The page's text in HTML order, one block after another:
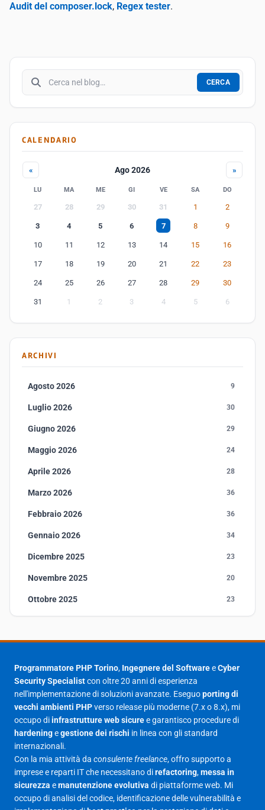
Audit del composer.lock, Regex tester.
Cerca nel blog
CERCA
CALENDARIO
« Ago 2026 »
LU MA ME GI VE SA DO
27 28 29 30 31 1 2
3 4 5 6 7 8 9
10 11 12 13 14 15 16
17 18 19 20 21 22 23
24 25 26 27 28 29 30
31 1 2 3 4 5 6
ARCHIVI
Agosto 2026 9
Luglio 2026 30
Giugno 2026 29
Maggio 2026 24
Aprile 2026 28
Marzo 2026 36
Febbraio 2026 36
Gennaio 2026 34
Dicembre 2025 23
Novembre 2025 20
Ottobre 2025 23
Agosto 2025 1
23
Giugno 2025
Maggio 2025 27
Aprile 2025
Marzo 2025
Febbraio 2025 17
Gennaio 2025
Programmatore PHP Torino, Ingegnere del SoftwareeCyber
Security Specialistcon oltre 20 anni di esperienza
nell'implementazione di soluzioni avanzate. Eseguoporting di
vecchi ambienti PHPverso release più moderne (7.x o 8.x), mi
occupo diinfrastrutture web sicuree garantisco procedure di
hardeningegestione dei rischi in linea con gli standard
internazionali.
Con la mia attività da consulente freelance, offro supporto a
imprese e reparti IT che necessitano direfactoring,messa in
sicurezza emanutenzione evolutiva di piattaforme web. Mi
occupo di analisi del codice, identificazione delle vulnerabilità e